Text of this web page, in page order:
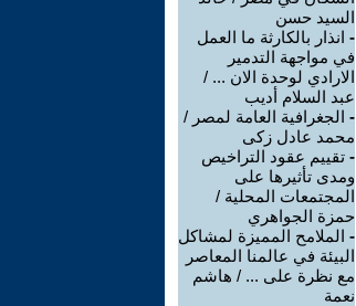
السيد حسن
- انذار بالكارثة ما العمل
في مواجهة التدمير
الارادي لوحدة الان ... /
عبد السلام أديب
- الجغرافية العامة لمصر /
محمد عادل زكى
- تقييم عقود التراخيص
ومدى تأثيرها على
المجتمعات المحلية /
حمزة الجواهري
- الملامح المميزة لمشاكل
البيئة في عالمنا المعاصر
مع نظرة على ... / هاشم
نعمة